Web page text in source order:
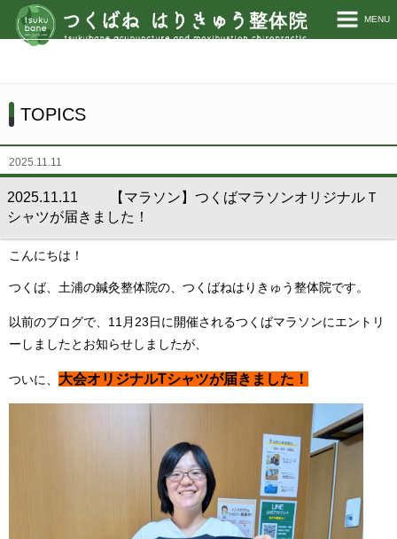
MENU
施術料金
お客様の声
TOPICS
TOPICS
2025.11.11
2025.11.11 【マラソン】つくばマラソンオリジナルＴ
シャツが届きました！
こんにちは！
つくば、土浦の鍼灸整体院の、つくばねはりきゅう整体院です。
以前のブログで、11月23日に開催されるつくばマラソンにエントリ
ーしましたとお知らせしましたが、
ついに、 大会オリジナルTシャツが届きました！